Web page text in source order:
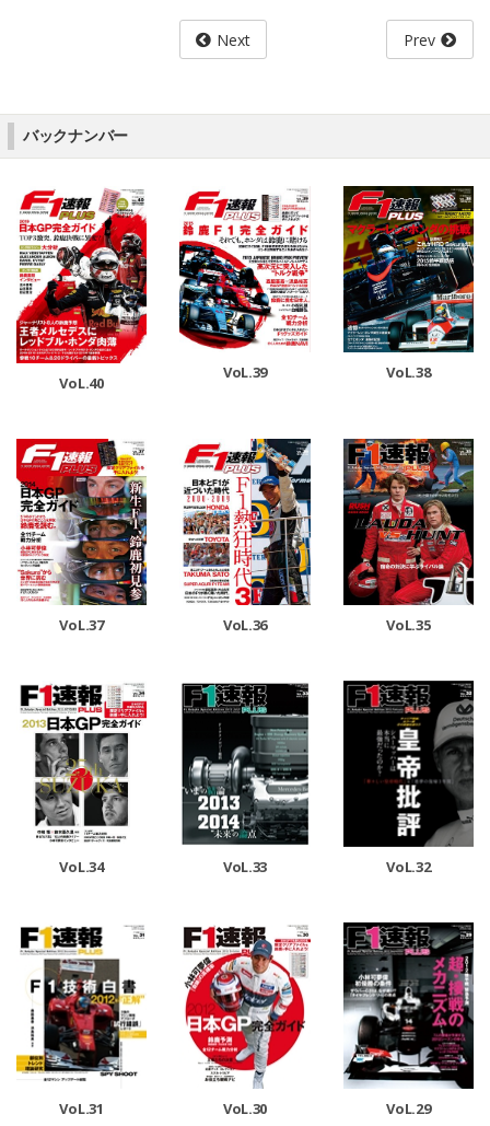
Next Prev
バックナンバー
VoL.40
VoL.39 VoL.38
VoL.37 VoL.36 VoL.35
VoL.34 VoL.33 VoL.32
VoL.31 VoL.30 VoL.29